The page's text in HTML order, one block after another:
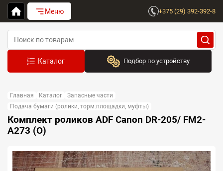
Меню +375 (29) 392-392-8
Подбор по устройству
Выберите бренд
Устройство:
Главная Каталог
Запасные части
Подача бумаги (ролики, торм.площадки, муфты)
Комплект роликов ADF Canon DR-205/ FM2-
A273 (O)